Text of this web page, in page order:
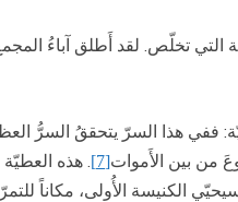
التي تخلّص. لقد أَطلق آباءُ
ففي هذا السرّ يتحققُ السرُّ
من بين الأَموات[7]
. هذه
الكنيسة الأُولى، مكاناً